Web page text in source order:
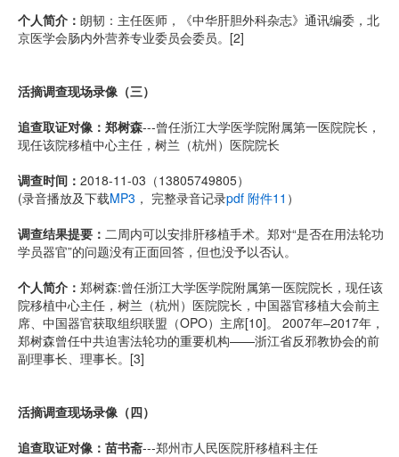
个人简介： 朗韧：主任医师，《中华肝胆外科杂志》通讯编委，北
京医学会肠内外营养专业委员会委员。[2]
活摘调查现场录像（三）
追查取证对像：郑树森---曾任浙江大学医学院附属第一医院院长，
现任该院移植中心主任，树兰（杭州）医院院长
调查时间： 2018-11-03（13805749805）
(录音播放及下载MP3 ， 完整录音记录pdf 附件11 ）
调查结果提要： 二周内可以安排肝移植手术。郑对“是否在用法轮功
学员器官”的问题没有正面回答，但也没予以否认。
个人简介： 郑树森:曾任浙江大学医学院附属第一医院院长，现任该
院移植中心主任，树兰（杭州）医院院长，中国器官移植大会前主
席、中国器官获取组织联盟（OPO）主席[10]。 2007年–2017年，
郑树森曾任中共迫害法轮功的重要机构——浙江省反邪教协会的前
副理事长、理事长。[3]
活摘调查现场录像（四）
追查取证对像：苗书斋---郑州市人民医院肝移植科主任